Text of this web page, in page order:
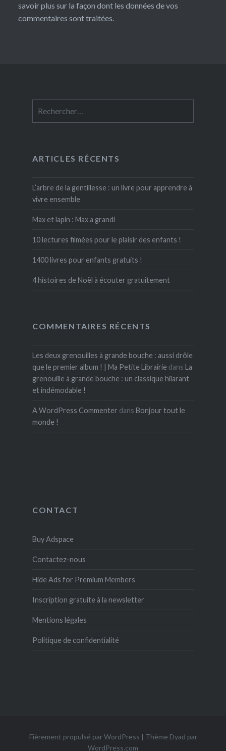
savoir plus sur la façon dont les données de vos
commentaires sont traitées.
ARTICLES RÉCENTS
L’arbre de la gentillesse : un livre pour apprendre à
vivre ensemble
Max et lapin : Max a grandi
10 lectures filmées pour le plaisir des enfants !
1400 livres pour enfants gratuits !
4 histoires de Noël à écouter gratuitement
COMMENTAIRES RÉCENTS
Les deux grenouilles à grande bouche : aussi drôle
que le premier album ! | Ma Petite Librairie dans La
grenouille à grande bouche : un classique hilarant
et indémodable !
A WordPress Commenter dans Bonjour tout le
monde !
CONTACT
Buy Adspace
Contactez-nous
Hide Ads for Premium Members
Inscription gratuite à la newsletter
Mentions légales
Politique de confidentialité
Fièrement propulsé par WordPress | Thème Dyad par
WordPress.com